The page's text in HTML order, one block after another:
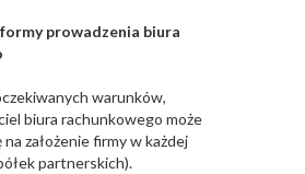
prowadzenia biura
warunków,
biura rachunkowego może
założenie firmy w każdej
partnerskich).